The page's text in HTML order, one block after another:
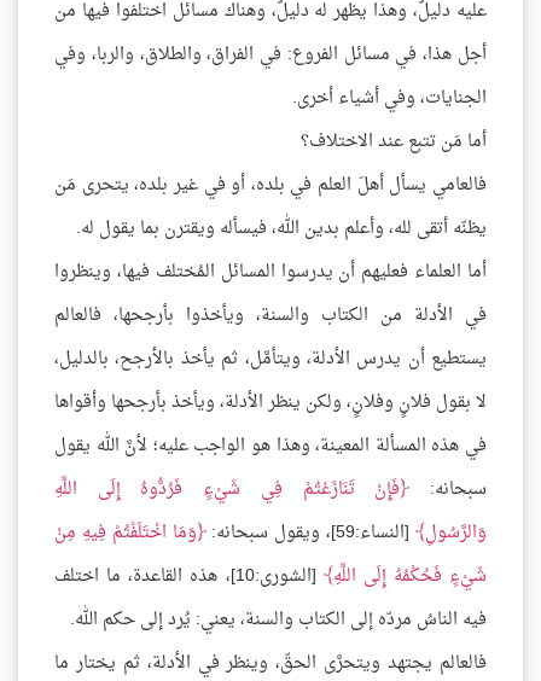
عليه دليلٌ، وهذا يظهر له دليلٌ، وهناك مسائل اختلفوا فيها من
أجل هذا، في مسائل الفروع: في الفراق، والطلاق، والربا، وفي
الجنايات، وفي أشياء أخرى.
أما مَن تتبع عند الاختلاف؟
فالعامي يسأل أهلَ العلم في بلده، أو في غير بلده، يتحرى مَن
يظنّه أتقى لله، وأعلم بدين الله، فيسأله ويقترن بما يقول له.
أما العلماء فعليهم أن يدرسوا المسائل المُختلف فيها، وينظروا
في الأدلة من الكتاب والسنة، ويأخذوا بأرجحها، فالعالم
يستطيع أن يدرس الأدلة، ويتأمَّل، ثم يأخذ بالأرجح، بالدليل،
لا بقول فلانٍ وفلانٍ، ولكن ينظر الأدلة، ويأخذ بأرجحها وأقواها
في هذه المسألة المعينة، وهذا هو الواجب عليه؛ لأنَّ الله يقول
سبحانه:
فَإِنْ تَنَازَعْتُمْ فِي شَيْءٍ فَرُدُّوهُ إِلَى اللَّهِ
وَالرَّسُولِ [النساء:59]، ويقول سبحانه:
وَمَا اخْتَلَفْتُمْ فِيهِ مِنْ
شَيْءٍ فَحُكْمُهُ إِلَى اللَّهِ
[الشورى:10]، هذه القاعدة، ما اختلف
فيه الناسُ مردّه إلى الكتاب والسنة، يعني: يُرد إلى حكم الله.
فالعالم يجتهد ويتحرَّى الحقّ، وينظر في الأدلة، ثم يختار ما